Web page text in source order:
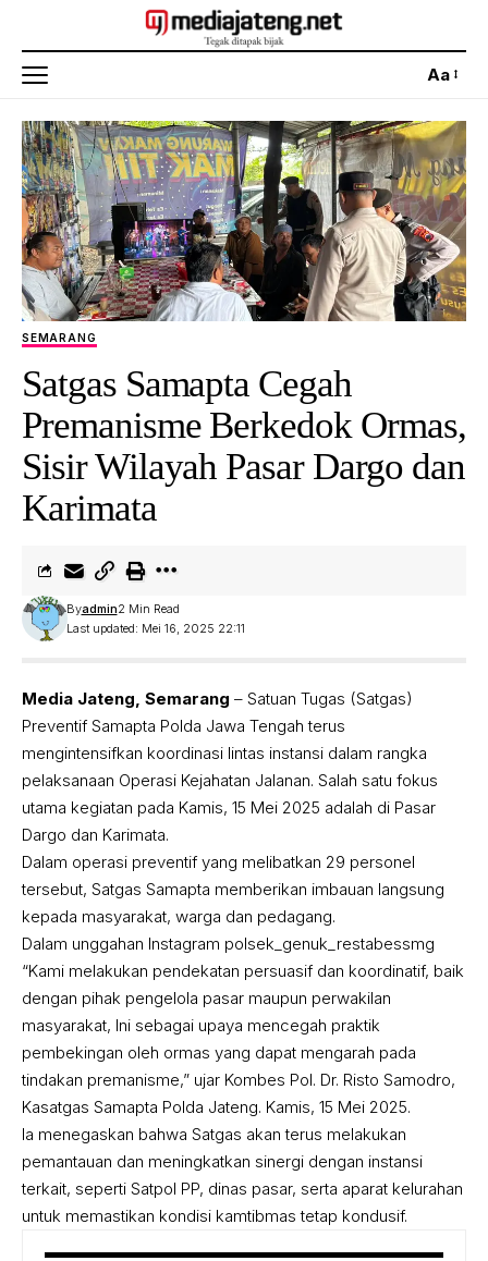
Aa
SEMARANG
Satgas Samapta Cegah
Premanisme Berkedok Ormas,
Sisir Wilayah Pasar Dargo dan
Karimata
Last updated: Mei 16, 2025 22:11
Byadmin2 Min Read
Media Jateng, Semarang – Satuan Tugas (Satgas)
Preventif Samapta Polda Jawa Tengah terus
mengintensifkan koordinasi lintas instansi dalam rangka
pelaksanaan Operasi Kejahatan Jalanan. Salah satu fokus
utama kegiatan pada Kamis, 15 Mei 2025 adalah di Pasar
Dargo dan Karimata.
Dalam operasi preventif yang melibatkan 29 personel
tersebut, Satgas Samapta memberikan imbauan langsung
kepada masyarakat, warga dan pedagang.
Dalam unggahan Instagram polsek_genuk_restabessmg
“Kami melakukan pendekatan persuasif dan koordinatif, baik
dengan pihak pengelola pasar maupun perwakilan
masyarakat, Ini sebagai upaya mencegah praktik
pembekingan oleh ormas yang dapat mengarah pada
tindakan premanisme,” ujar Kombes Pol. Dr. Risto Samodro,
Kasatgas Samapta Polda Jateng. Kamis, 15 Mei 2025.
Ia menegaskan bahwa Satgas akan terus melakukan
pemantauan dan meningkatkan sinergi dengan instansi
terkait, seperti Satpol PP, dinas pasar, serta aparat kelurahan
untuk memastikan kondisi kamtibmas tetap kondusif.